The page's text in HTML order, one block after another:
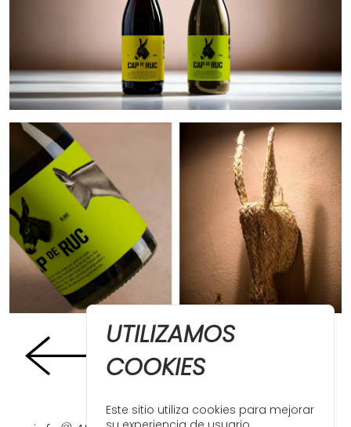
UTILIZAMOS
COOKIES
Este sitio utiliza cookies para mejorar